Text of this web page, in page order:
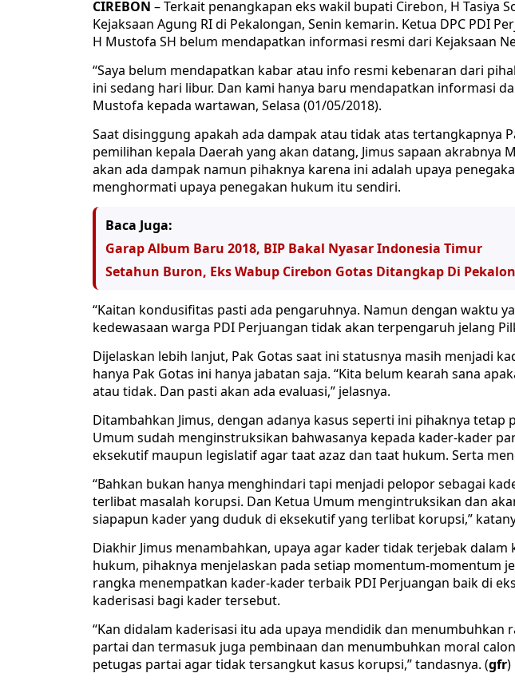
CIREBON – Terkait penangkapan eks wakil bupati Cirebon, H Tasiya
Kejaksaan Agung RI di Pekalongan, Senin kemarin. Ketua DPC PDI
H Mustofa SH belum mendapatkan informasi resmi dari Kejaksaan
“Saya belum mendapatkan kabar atau info resmi kebenaran dari
ini sedang hari libur. Dan kami hanya baru mendapatkan informasi
Mustofa kepada wartawan, Selasa (01/05/2018).
Saat disinggung apakah ada dampak atau tidak atas tertangkapnya
pemilihan kepala Daerah yang akan datang, Jimus sapaan akrabnya
akan ada dampak namun pihaknya karena ini adalah upaya
menghormati upaya penegakan hukum itu sendiri.
Baca Juga:
Garap Album Baru 2018, BIP Bakal Nyasar Indonesia Timur
Setahun Buron, Eks Wabup Cirebon Gotas Ditangkap Di
“Kaitan kondusifitas pasti ada pengaruhnya. Namun dengan waktu
kedewasaan warga PDI Perjuangan tidak akan terpengaruh jelang
Dijelaskan lebih lanjut, Pak Gotas saat ini statusnya masih menjadi
hanya Pak Gotas ini hanya jabatan saja. “Kita belum kearah sana
atau tidak. Dan pasti akan ada evaluasi,” jelasnya.
Ditambahkan Jimus, dengan adanya kasus seperti ini pihaknya tetap
Umum sudah menginstruksikan bahwasanya kepada kader-kader
eksekutif maupun legislatif agar taat azaz dan taat hukum. Serta
“Bahkan bukan hanya menghindari tapi menjadi pelopor sebagai
terlibat masalah korupsi. Dan Ketua Umum mengintruksikan dan
siapapun kader yang duduk di eksekutif yang terlibat korupsi,”
Diakhir Jimus menambahkan, upaya agar kader tidak terjebak dalam
hukum, pihaknya menjelaskan pada setiap momentum-momentum
rangka menempatkan kader-kader terbaik PDI Perjuangan baik di
kaderisasi bagi kader tersebut.
“Kan didalam kaderisasi itu ada upaya mendidik dan menumbuhkan
partai dan termasuk juga pembinaan dan menumbuhkan moral
petugas partai agar tidak tersangkut kasus korupsi,” tandasnya. (gfr)